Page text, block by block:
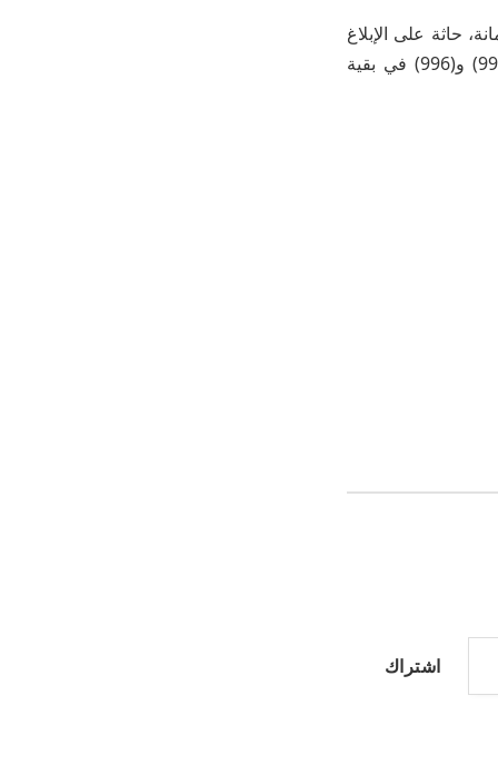
حاثة على الإبلاغ
عن أي حالات مخالفة على الرقم (911) بمناطق مكة المكرمة والرياض والشرقية، و(999) و(996) في بقية
اشتراك